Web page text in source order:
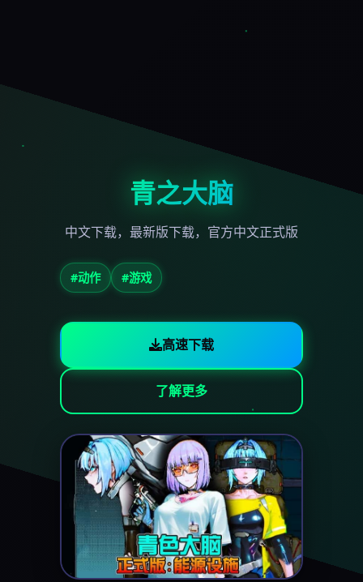
青之大脑
中文下载，最新版下载，官方中文正式版
#动作 #游戏
高速下载
了解更多